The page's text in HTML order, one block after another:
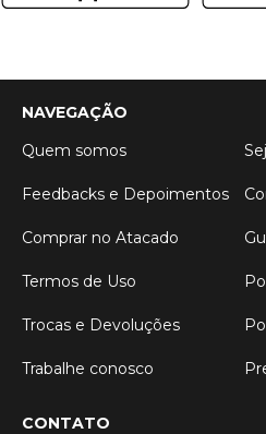
NAVEGAÇÃO
Quem somos
Feedbacks e Depoimentos
Comprar no Atacado
Termos de Uso
Trocas e Devoluções
Trabalhe conosco
CONTATO